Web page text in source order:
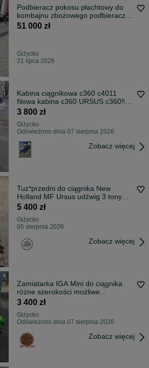
Podbieracz pokosu płachtowy do
kombajnu zbożowego podbieracz
do traw rzepaku itp. heder
51 000 zł
Giżycko
21 lipca 2026
Kabina ciągnikowa c360 c4011
Nowa kabina c360 URSUS c360‼️
PROMOCJA ‼️
3 800 zł
Giżycko
Odświeżono dnia 07 sierpnia 2026
Zobacz więcej
Tuz*przedni do ciągnika New
Holland MF Ursus udźwig 3 tony
Wysylka
5 400 zł
Giżycko
05 sierpnia 2026
Zobacz więcej
Zamiatarka IGA Mini do ciągnika
różne szerokości możliwe
doposażenie
3 400 zł
Giżycko
Odświeżono dnia 07 sierpnia 2026
Zobacz więcej